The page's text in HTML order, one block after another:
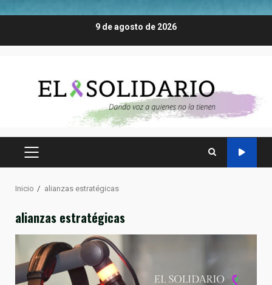
9 de agosto de 2026
MENÚ
Inicio alianzas estratégicas
alianzas estratégicas